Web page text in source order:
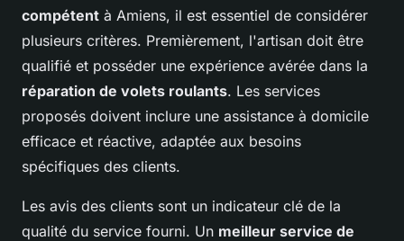
compétent à Amiens, il est essentiel de considérer
plusieurs critères. Premièrement, l'artisan doit être
qualifié et posséder une expérience avérée dans la
réparation de volets roulants. Les services
proposés doivent inclure une assistance à domicile
efficace et réactive, adaptée aux besoins
spécifiques des clients.
Les avis des clients sont un indicateur clé de la
qualité du service fourni. Un meilleur service de